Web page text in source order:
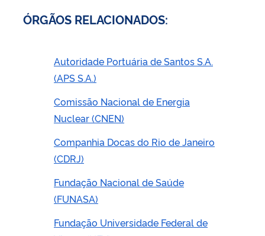
ÓRGÃOS RELACIONADOS:
Autoridade Portuária de Santos S.A.
(APS S.A.)
Comissão Nacional de Energia
Nuclear (CNEN)
Companhia Docas do Rio de Janeiro
(CDRJ)
Fundação Nacional de Saúde
(FUNASA)
Fundação Universidade Federal de